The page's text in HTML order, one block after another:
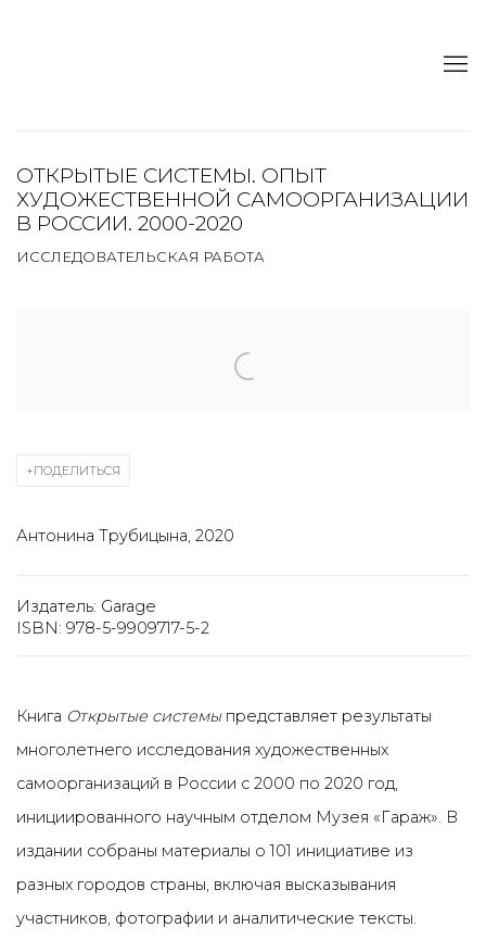
ОТКРЫТЫЕ СИСТЕМЫ. ОПЫТ
ХУДОЖЕСТВЕННОЙ САМООРГАНИЗАЦИИ
В РОССИИ. 2000-2020
ИССЛЕДОВАТЕЛЬСКАЯ РАБОТА
ПОДЕЛИТЬСЯ
Антонина Трубицына, 2020
Издатель: Garage
ISBN: 978-5-9909717-5-2
Книга Открытые системыпредставляет результаты
многолетнего исследования художественных
самоорганизаций в России с 2000 по 2020 год,
инициированного научным отделом Музея «Гараж». В
издании собраны материалы о 101 инициативе из
разных городов страны, включая высказывания
участников, фотографии и аналитические тексты.